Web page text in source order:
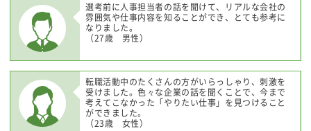
選考前に人事担当者の話を聞けて、リアルな会社の
雰囲気や仕事内容を知ることができ、とても参考に
なりました。
（27歳 男性）
転職活動中のたくさんの方がいらっしゃり、刺激を
受けました。色々な企業の話を聞くことで、今まで
考えてこなかった「やりたい仕事」を見つけること
ができました。
（23歳 女性）